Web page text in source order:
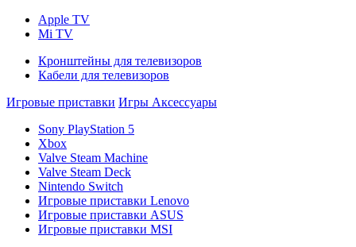
Apple TV
Mi TV
Кронштейны для телевизоров
Кабели для телевизоров
Игровые приставки Игры Аксессуары
Sony PlayStation 5
Xbox
Valve Steam Machine
Valve Steam Deck
Nintendo Switch
Игровые приставки Lenovo
Игровые приставки ASUS
Игровые приставки MSI